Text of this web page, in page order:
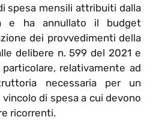
spesa mensili attribuiti dalla
e ha annullato il budget
dei provvedimenti della
delibere n. 599 del 2021 e
relativamente ad
necessaria per un
di spesa a cui devono
ricorrenti.